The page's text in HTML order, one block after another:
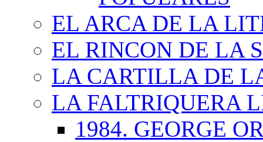
EL ARCA DE LA
EL RINCON DE LA
LA CARTILLA DE
LA FALTRIQUERA
1984. GEORGE